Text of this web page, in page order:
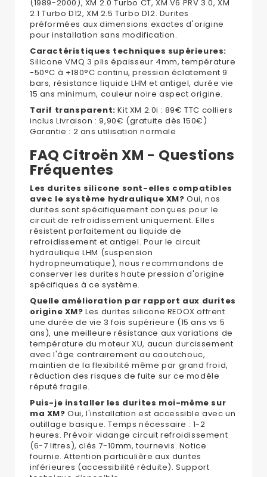
(1989-2000), XM 2.0 Turbo CT, XM V6 PRV 3.0, XM
2.1 Turbo D12, XM 2.5 Turbo D12. Durites
préformées aux dimensions exactes d'origine
pour installation sans modification.
Caractéristiques techniques supérieures:
Silicone VMQ 3 plis épaisseur 4mm, température
-50°C à +180°C continu, pression éclatement 9
bars, résistance liquide LHM et antigel, durée vie
15 ans minimum, couleur noire aspect origine.
Tarif transparent: Kit XM 2.0i : 89€ TTC colliers
inclus Livraison : 9,90€ (gratuite dès 150€)
Garantie : 2 ans utilisation normale
FAQ Citroën XM - Questions
Fréquentes
Les durites silicone sont-elles compatibles
avec le système hydraulique XM? Oui, nos
durites sont spécifiquement conçues pour le
circuit de refroidissement uniquement. Elles
résistent parfaitement au liquide de
refroidissement et antigel. Pour le circuit
hydraulique LHM (suspension
hydropneumatique), nous recommandons de
conserver les durites haute pression d'origine
spécifiques à ce système.
Quelle amélioration par rapport aux durites
origine XM? Les durites silicone REDOX offrent
une durée de vie 3 fois supérieure (15 ans vs 5
ans), une meilleure résistance aux variations de
température du moteur XU, aucun durcissement
avec l'âge contrairement au caoutchouc,
maintien de la flexibilité même par grand froid,
réduction des risques de fuite sur ce modèle
réputé fragile.
Puis-je installer les durites moi-même sur
ma XM? Oui, l'installation est accessible avec un
outillage basique. Temps nécessaire : 1-2
heures. Prévoir vidange circuit refroidissement
(6-7 litres), clés 7-10mm, tournevis. Notice
fournie. Attention particulière aux durites
inférieures (accessibilité réduite). Support